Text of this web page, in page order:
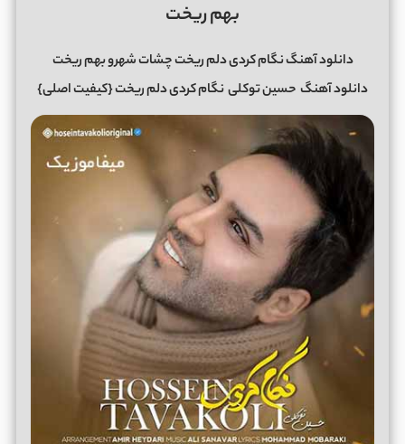
بهم ریخت
دانلود آهنگ نگام کردی دلم ریخت چشات شهرو بهم ریخت
دانلود آهنگ حسین توکلینگام کردی دلم ریخت{کیفیت اصلی}